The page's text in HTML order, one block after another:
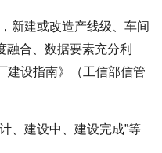
新建或改造产线级、车间
合、数据要素充分利
建设指南》（工信部信管
、建设中、建设完成”等